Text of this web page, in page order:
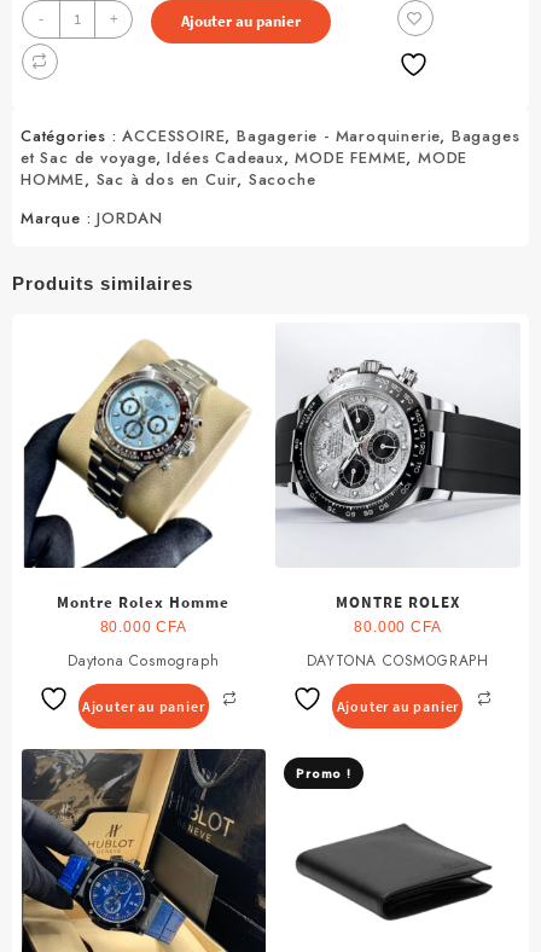
-
quantité
de
Sacoche
Festival
du
PSG
–
+ Ajouter au panier
Catégories :ACCESSOIRE,Bagagerie - Maroquinerie, Bagages
et Sac de voyage,Idées Cadeaux,MODE FEMME,MODE
HOMME, Sac à dos en Cuir, Sacoche
Marque :JORDAN
Produits similaires
Montre Rolex Homme
80.000CFA
Daytona Cosmograph
Ajouter au panier
MONTRE ROLEX
80.000 CFA
DAYTONA COSMOGRAPH
Ajouter au panier
Promo !